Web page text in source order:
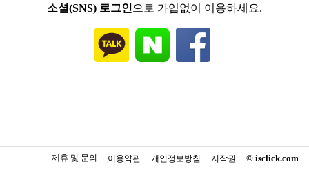
소셜(SNS) 로그인 으로 가입없이 이용하세요.
© isclick.com
저작권
개인정보방침
이용약관
제휴 및 문의